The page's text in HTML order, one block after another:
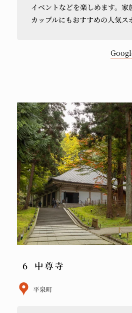
イベントなどを楽しめます。家
カップルにもおすすめの 人気ス
中尊寺
平泉町